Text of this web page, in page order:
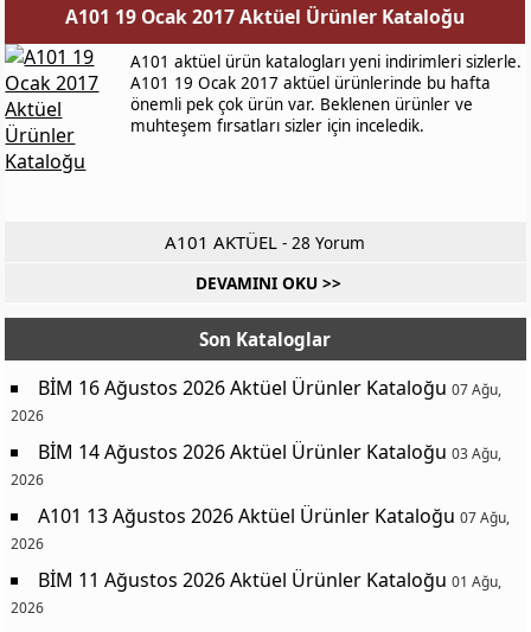
A101 19 Ocak 2017 Aktüel Ürünler Kataloğu
A101 aktüel ürün katalogları yeni indirimleri sizlerle.
A101 19 Ocak 2017 aktüel ürünlerinde bu hafta
önemli pek çok ürün var. Beklenen ürünler ve
muhteşem fırsatları sizler için inceledik.
A101 AKTÜEL - 28 Yorum
DEVAMINI OKU >>
Son Kataloglar
BİM 16 Ağustos 2026 Aktüel Ürünler Kataloğu 07 Ağu,
2026
BİM 14 Ağustos 2026 Aktüel Ürünler Kataloğu 03 Ağu,
2026
A101 13 Ağustos 2026 Aktüel Ürünler Kataloğu 07 Ağu,
2026
BİM 11 Ağustos 2026 Aktüel Ürünler Kataloğu 01 Ağu,
2026